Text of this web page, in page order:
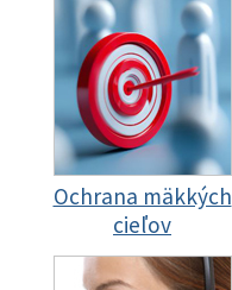
Ochrana mäkkých
cieľov